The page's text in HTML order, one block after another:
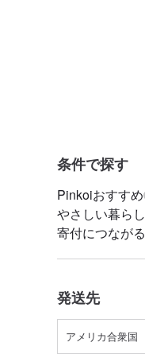
条件で探す
Pinkoiおすすめ
やさしい暮らし
寄付につながる
発送先
アメリカ合衆国